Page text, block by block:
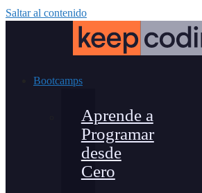
Saltar al contenido
Bootcamps
Aprende a
Programar
desde
Cero